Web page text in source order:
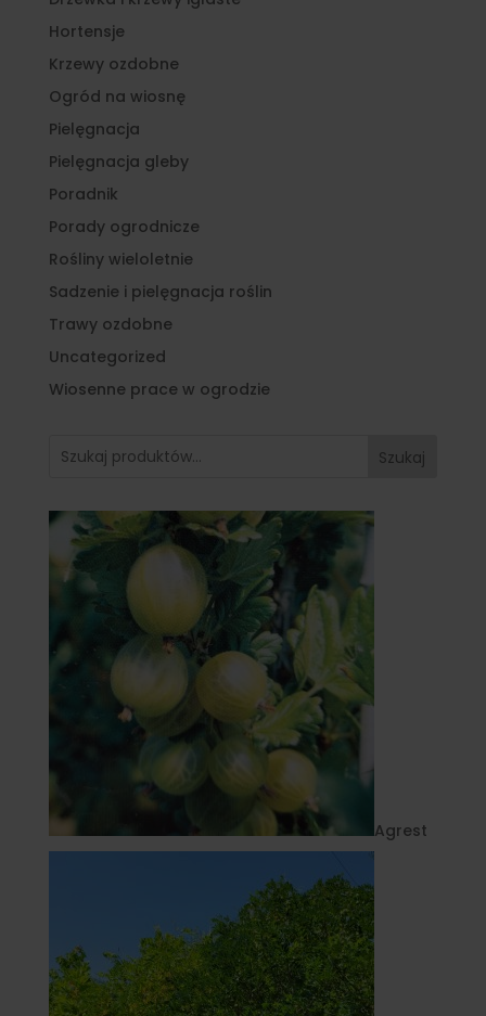
Hortensje
Krzewy ozdobne
Ogród na wiosnę
Pielęgnacja
Pielęgnacja gleby
Poradnik
Porady ogrodnicze
Rośliny wieloletnie
Sadzenie i pielęgnacja roślin
Trawy ozdobne
Uncategorized
Wiosenne prace w ogrodzie
Szukaj
Agrest